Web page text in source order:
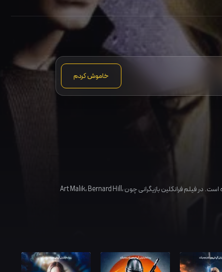
خاموش کردم
در فیلم فرانکلین بازیگرانی چون Art Malik،Bernard Hill،